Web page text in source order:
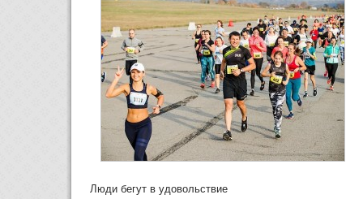
Люди бегут в удовольствие